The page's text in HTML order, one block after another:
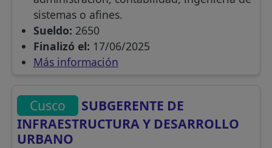
sistemas o afines.
Sueldo: 2650
Finalizó el: 17/06/2025
Más información
Cusco
SUBGERENTE DE
INFRAESTRUCTURA Y DESARROLLO
URBANO